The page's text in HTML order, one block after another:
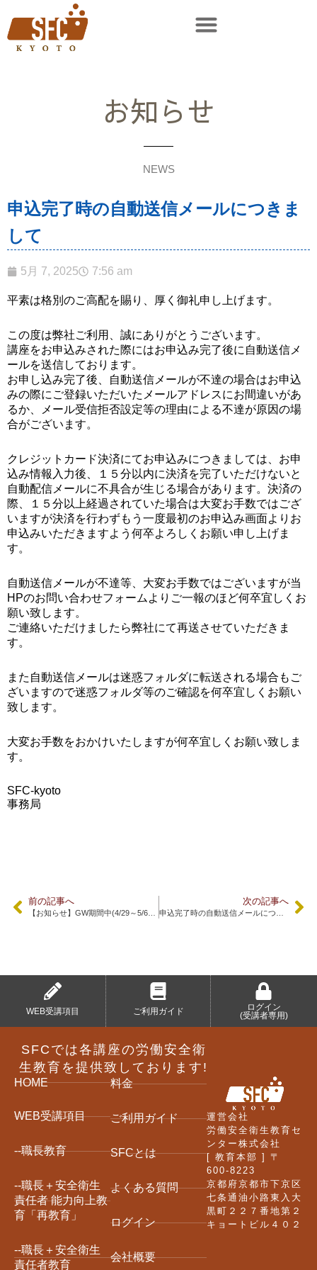
お知らせ
NEWS
申込完了時の自動送信メールにつきま
して
5月 7, 2025 7:56 am
平素は格別のご高配を賜り、厚く御礼申し上げます。
この度は弊社ご利用、誠にありがとうございます。
講座をお申込みされた際にはお申込み完了後に自動送信メ
ールを送信しております。
お申し込み完了後、自動送信メールが不達の場合はお申込
みの際にご登録いただいたメールアドレスにお間違いがあ
るか、メール受信拒否設定等の理由による不達が原因の場
合がございます。
クレジットカード決済にてお申込みにつきましては、お申
込み情報入力後、１５分以内に決済を完了いただけないと
自動配信メールに不具合が生じる場合があります。決済の
際、１５分以上経過されていた場合は大変お手数ではござ
いますが決済を行わずもう一度最初のお申込み画面よりお
申込みいただきますよう何卒よろしくお願い申し上げま
す。
自動送信メールが不達等、大変お手数ではございますが当
HPのお問い合わせフォームよりご一報のほど何卒宜しくお
願い致します。
ご連絡いただけましたら弊社にて再送させていただきま
す。
また自動送信メールは迷惑フォルダに転送される場合もご
ざいますので迷惑フォルダ等のご確認を何卒宜しくお願い
致します。
大変お手数をおかけいたしますが何卒宜しくお願い致しま
す。
SFC-kyoto
事務局
前の記事へ 次の記事へ
WEB受講項目 ご利用ガイド
ログイン
(受講者専用)
SFCでは各講座の労働安全衛
生教育を提供致しております!
HOME
WEB受講項目
--職長教育
--職長＋安全衛生
責任者 能力向上教
育「再教育」
--職長＋安全衛生
責任者教育
料金
ご利用ガイド
SFCとは
よくある質問
ログイン
会社概要
運営会社
労働安全衛生教育セ
ンター株式会社
[ 教育本部 ] 〒
600-8223
京都府京都市下京区
七条通油小路東入大
黒町２２７番地第２
キョートビル４０２